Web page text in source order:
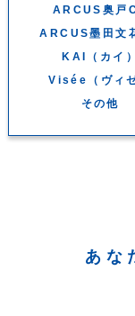
ARCUS奥戸
ARCUS墨田文
KAI（カイ）
Visée（ヴィゼ
その他
あな